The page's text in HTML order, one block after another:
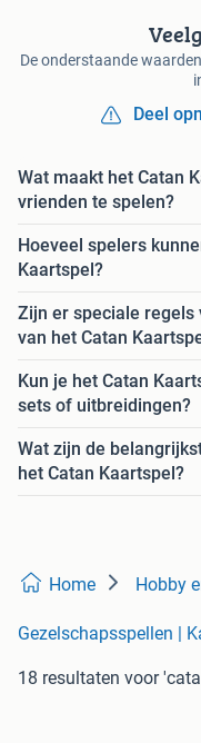
De onderstaande
Deel
Wat maakt het Catan
vrienden te spelen?
Hoeveel spelers
Kaartspel?
Zijn er speciale regels
van het Catan
Kun je het Catan
sets of uitbreidingen?
Wat zijn de
het Catan Kaartspel?
Home Hobby
Gezelschapsspellen |
18 resultaten voor